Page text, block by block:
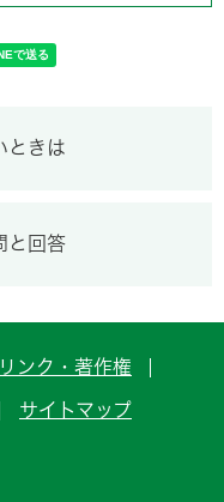
ときは
と回答
リンク・著作権
サイトマップ